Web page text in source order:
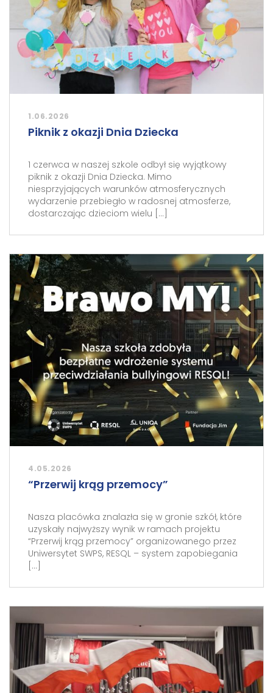
1.06.2026
Piknik z okazji Dnia Dziecka
1 czerwca w naszej szkole odbył się wyjątkowy
piknik z okazji Dnia Dziecka. Mimo
niesprzyjających warunków atmosferycznych
wydarzenie przebiegło w radosnej atmosferze,
dostarczając dzieciom wielu […]
4.05.2026
“Przerwij krąg przemocy”
Nasza placówka znalazła się w gronie szkół, które
uzyskały najwyższy wynik w ramach projektu
“Przerwij krąg przemocy” organizowanego przez
Uniwersytet SWPS, RESQL – system zapobiegania
[…]